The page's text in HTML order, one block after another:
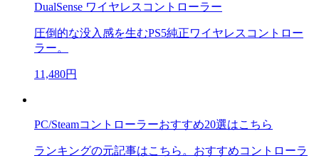
DualSense ワイヤレスコントローラー
圧倒的な没入感を生むPS5純正ワイヤレスコントロー
ラー。
11,480円
PC/Steamコントローラーおすすめ20選はこちら
ランキングの元記事はこちら。おすすめコントローラ